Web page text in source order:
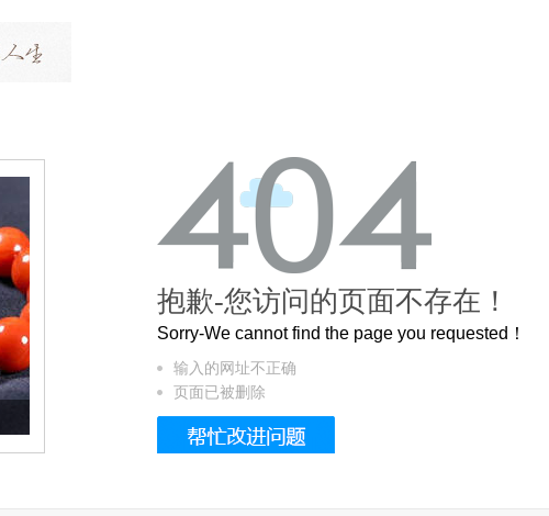
这个3.2米的长卷，还原了600岁的紫禁城
抱歉-您访问的页面不存在！
Sorry-We cannot find the page you requested！
输入的网址不正确
页面已被删除